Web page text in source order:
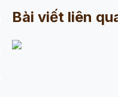
Bài viết liên